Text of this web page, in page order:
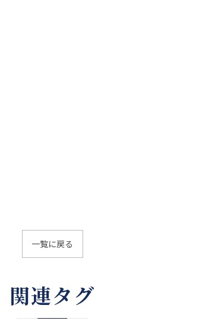
一覧に戻る
関連タグ